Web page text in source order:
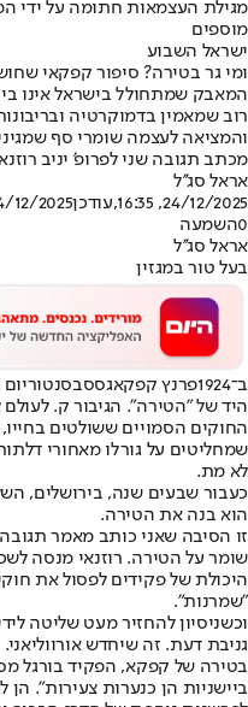
מגילת העצמאות חתומה על ידי
מוספים
ישראל השבוע
ומי גר בטירה? סיפור קפקאי
המאבק שמתחולל בישראל אינו
רוב שמאמין בדמוקרטיה
והמציאה לעצמה שומרי סף
מכתב תגובה שני לפרופ' יניב
אראל סג''ל
24/12/2025, 16:35
,עודכן2025, 16:37
0השמעה
אראל סג''ל
בעל טור במגזין
ב־1924 פרנץ קפקאגסס
היד של "הטירה". הגיבור ק. לעולם
החוקים הסמויים ששולטים
שמחליטים על גורלו מאחורי
לא מת.
כעבור שבעים שנה, בירושלים,
הוא בנה את הטירה.
זו הסיבה שאני כותב מאמר
שומר על הטירה. רוזנאי מנסה
היכולת של פקידים לפסול את
"שמרנות".
וכשניסיון להחזיר מעט שליטה
גניבת דעת. זה שיחדש אורווליאני.
בטירה של קפקא, הפקיד בורגל
ביישניות הן כנערות צעירות".